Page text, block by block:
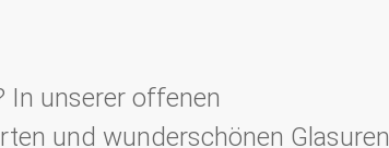
In unserer offenen
und wunderschönen Glasuren